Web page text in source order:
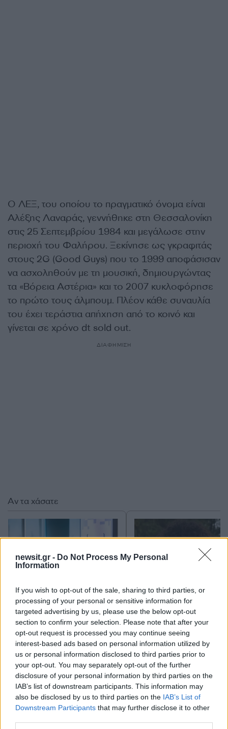
newsit.gr - Do Not Process My Personal
Information
If you wish to opt-out of the sale, sharing to third parties, or
processing of your personal or sensitive information for
targeted advertising by us, please use the below opt-out
section to confirm your selection. Please note that after your
opt-out request is processed you may continue seeing
interest-based ads based on personal information utilized by
us or personal information disclosed to third parties prior to
your opt-out. You may separately opt-out of the further
disclosure of your personal information by third parties on the
IAB’s list of downstream participants. This information may
also be disclosed by us to third parties on the IAB’s List of
Downstream Participants that may further disclose it to other
Ο ΛΕΞ, του οποίου το πραγματικό όνομα είναι
Αλέξης Λαναράς, γεννήθηκε στη Θεσσαλονίκη
στις 25 Σεπτεμβρίου 1984 και μεγάλωσε στην
περιοχή του Φαλήρου. Ξεκίνησε ως γκραφιτάς
στους 2G (Good Guys) που το 1999 αποφάσισαν
να ασχοληθούν με τη μουσική, δημιουργώντας
τα «Βόρεια Αστέρια» και το 2007 κυκλοφόρησε
το πρώτο τους άλμπουμ. Πλέον κάθε συναυλία
του έχει τεράστια απήχηση από το κοινό και
γίνεται σε χρόνο dt sold out.
ΔΙΑΦΗΜΙΣΗ
Σχόλια
Αν τα χάσατε
Από τη θεωρία στην πράξη:
Πώς το Novibet Backend
Academy εκπαιδεύει τη νέα
γενιά engineers
Μαρία Σολωμού: «Δεν
δοκιμάσει ποτέ
εκτός από μπάφο που
μου άρεσε